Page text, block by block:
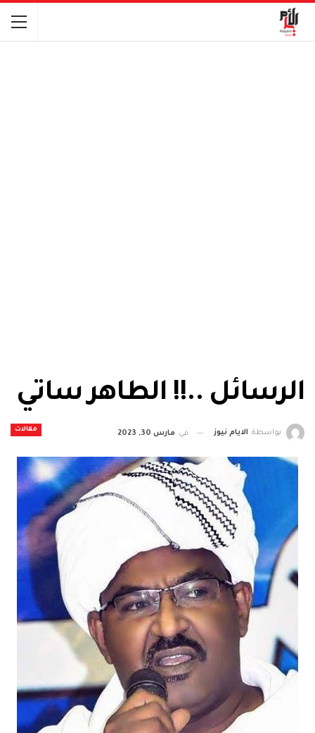
الرسائل ..!! الطاهر ساتي
مقالات بواسطة الايام نيوز في مارس 30, 2023